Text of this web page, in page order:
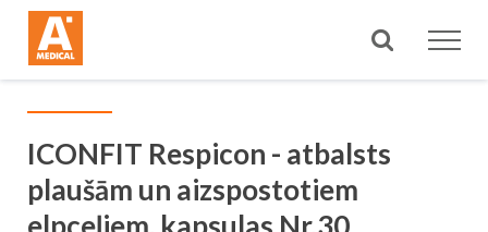
Meklēt
ICONFIT Respicon - atbalsts
plaušām un aizspostotiem